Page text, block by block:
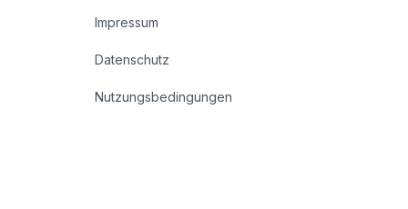
Impressum
Datenschutz
Nutzungsbedingungen